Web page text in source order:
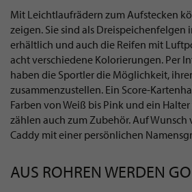
Mit Leichtlaufrädern zum Aufstecken
zeigen. Sie sind als Dreispeichenfelgen
erhältlich und auch die Reifen mit
acht verschiedene Kolorierungen. Per
haben die Sportler die Möglichkeit,
zusammenzustellen. Ein Score-
Farben von Weiß bis Pink und ein
zählen auch zum Zubehör. Auf Wunsch
Caddy mit einer persönlichen
AUS ROHREN WERDEN